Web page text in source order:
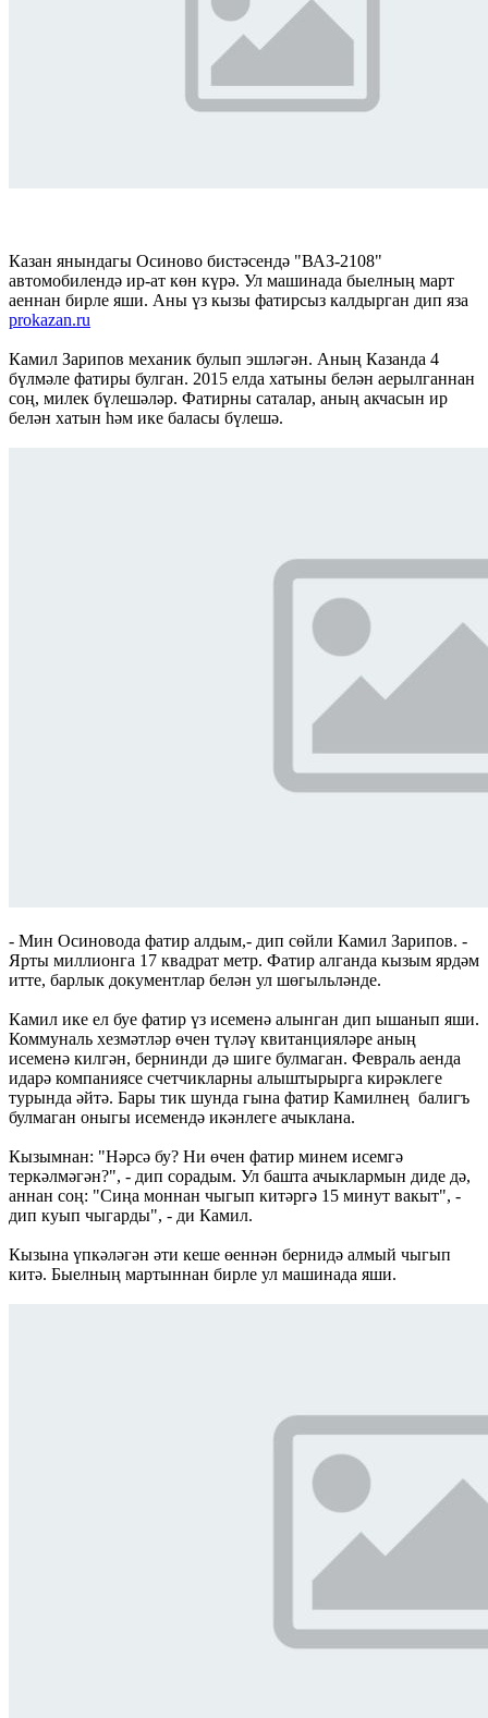
Казан янындагы Осиново бистәсендә "ВАЗ-2108"
автомобилендә ир-ат көн күрә. Ул машинада быелның март
аеннан бирле яши. Аны үз кызы фатирсыз калдырган дип яза
prokazan.ru
Камил Зарипов механик булып эшләгән. Аның Казанда 4
бүлмәле фатиры булган. 2015 елда хатыны белән аерылганнан
соң, милек бүлешәләр. Фатирны саталар, аның акчасын ир
белән хатын һәм ике баласы бүлешә.
- Мин Осиновода фатир алдым,- дип сөйли Камил Зарипов. -
Ярты миллионга 17 квадрат метр. Фатир алганда кызым ярдәм
итте, барлык документлар белән ул шөгыльләнде.
Камил ике ел буе фатир үз исеменә алынган дип ышанып яши.
Коммуналь хезмәтләр өчен түләү квитанцияләре аның
исеменә килгән, бернинди дә шиге булмаган. Февраль аенда
идарә компаниясе счетчикларны алыштырырга кирәклеге
турында әйтә. Бары тик шунда гына фатир Камилнең балигъ
булмаган оныгы исемендә икәнлеге ачыклана.
Кызымнан: "Нәрсә бу? Ни өчен фатир минем исемгә
теркәлмәгән?", - дип сорадым. Ул башта ачыклармын диде дә,
аннан соң: "Сиңа моннан чыгып китәргә 15 минут вакыт", -
дип куып чыгарды", - ди Камил.
Кызына үпкәләгән әти кеше өеннән бернидә алмый чыгып
китә. Быелның мартыннан бирле ул машинада яши.